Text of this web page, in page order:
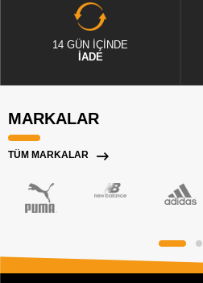
14 GÜN İÇİNDE
İADE
MARKALAR
TÜM MARKALAR